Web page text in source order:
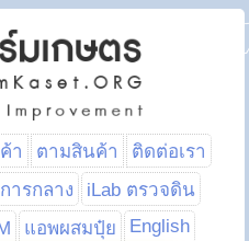
า ตามสินค้า
ติดต่อเรา
ารกลาง
iLab ตรวจดิน
แอพผสมปุ๋ย English